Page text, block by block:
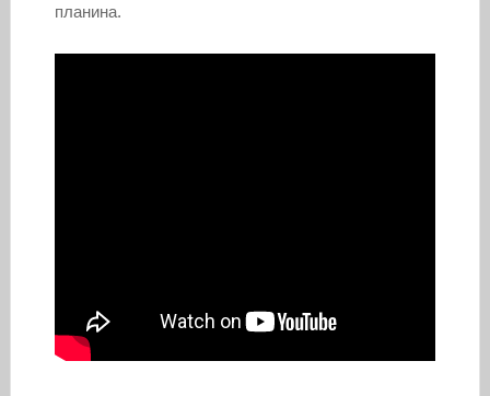
планина.